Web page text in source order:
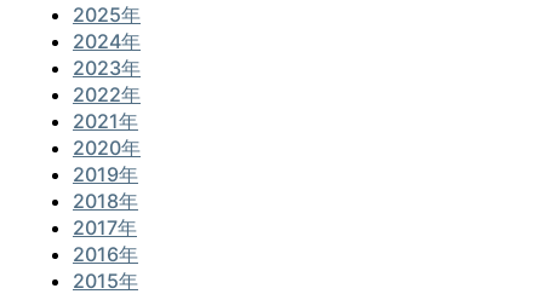
2025年
2024年
2023年
2022年
2021年
2020年
2019年
2018年
2017年
2016年
2015年